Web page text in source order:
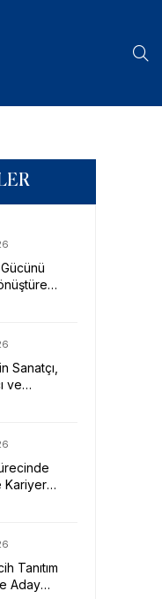
Sanatçı,
ve
Kariyer
Tanıtım
Aday